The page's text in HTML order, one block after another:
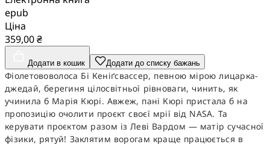
epub
Ціна
359,00 ₴
Додати в кошик Додати до списку бажань
Фіолетововолоса Бі Кеніґсвассер, певною мірою лицарка-
джедай, берегиня цілосвітньої рівноваги, чинить, як
учинила б Марія Кюрі. Авжеж, пані Кюрі пристала б на
пропозицію очолити проєкт своєї мрії від NASA. Та
керувати проєктом разом із Леві Вардом — матір сучасної
фізики, рятуй! Заклятим ворогам краще працюється в